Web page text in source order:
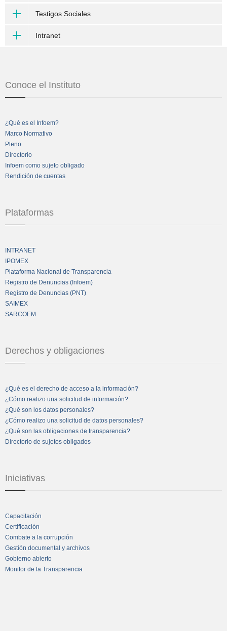
Testigos Sociales
Intranet
Conoce el Instituto
¿Qué es el Infoem?
Marco Normativo
Pleno
Directorio
Infoem como sujeto obligado
Rendición de cuentas
Plataformas
INTRANET
IPOMEX
Plataforma Nacional de Transparencia
Registro de Denuncias (Infoem)
Registro de Denuncias (PNT)
SAIMEX
SARCOEM
Derechos y obligaciones
¿Qué es el derecho de acceso a la información?
¿Cómo realizo una solicitud de información?
¿Qué son los datos personales?
¿Cómo realizo una solicitud de datos personales?
¿Qué son las obligaciones de transparencia?
Directorio de sujetos obligados
Iniciativas
Capacitación
Certificación
Combate a la corrupción
Gestión documental y archivos
Gobierno abierto
Monitor de la Transparencia